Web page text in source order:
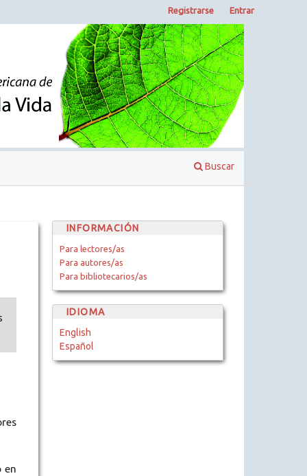
Buscar
Registrarse Entrar
en
INFORMACIÓN
Para lectores/as
Para autores/as
Para bibliotecarios/as
IDIOMA
English
Español